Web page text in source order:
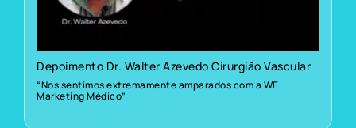
Depoimento Dr. Walter Azevedo Cirurgião Vascular
“Nos sentimos extremamente amparados com a WE
Marketing Médico”